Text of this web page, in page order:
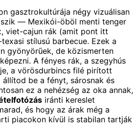
gasztrokultúrája négy vizuálisan
— Mexikói-öböl menti tenger
viet-cajun rák (amit pont itt
stílusú barbecue. Ezek a
gyönyörűek, de közismerten
A fényes rák, a szegyhús
a vörösdurbincs filé pirított
be a fényt, sárosnak és
ez a nehézség az oka annak,
iránti kereslet
és hogy az árak még a
piacokon kívül is stabilan tartják